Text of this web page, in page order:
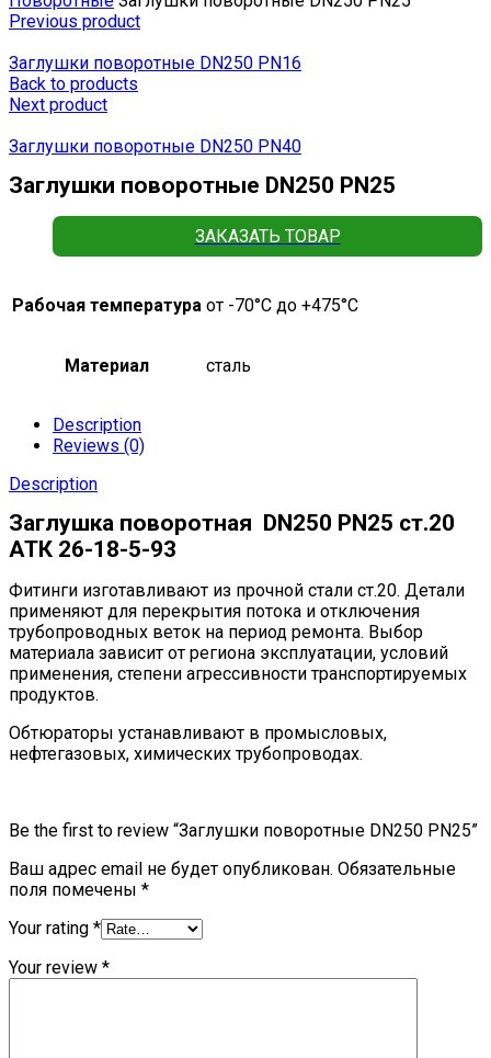
Previous product
Заглушки поворотные DN250 PN16
Back to products
Next product
Заглушки поворотные DN250 PN40
Заглушки поворотные DN250 PN25
ЗАКАЗАТЬ ТОВАР
Рабочая температура от -70°С до +475°С
Материал сталь
Description
Reviews (0)
Description
Заглушка поворотная DN250 PN25 ст.20
АТК 26-18-5-93
Фитинги изготавливают из прочной стали ст.20. Детали
применяют для перекрытия потока и отключения
трубопроводных веток на период ремонта. Выбор
материала зависит от региона эксплуатации, условий
применения, степени агрессивности транспортируемых
продуктов.
Обтюраторы устанавливают в промысловых,
нефтегазовых, химических трубопроводах.
Be the first to review “Заглушки поворотные DN250 PN25”
Ваш адрес email не будет опубликован. Обязательные
поля помечены *
Your rating *
Your review *